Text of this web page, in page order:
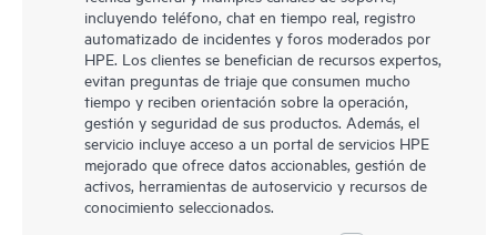
incluyendo teléfono, chat en tiempo real, registro
automatizado de incidentes y foros moderados por
HPE. Los clientes se benefician de recursos expertos,
evitan preguntas de triaje que consumen mucho
tiempo y reciben orientación sobre la operación,
gestión y seguridad de sus productos. Además, el
servicio incluye acceso a un portal de servicios HPE
mejorado que ofrece datos accionables, gestión de
activos, herramientas de autoservicio y recursos de
conocimiento seleccionados.